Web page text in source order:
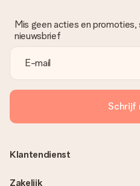
Mis geen acties en promoties,
nieuwsbrief
Schrijf
Klantendienst
Zakelijk